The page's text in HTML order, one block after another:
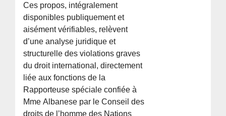
Ces propos, intégralement
disponibles publiquement et
aisément vérifiables, relèvent
d’une analyse juridique et
structurelle des violations graves
du droit international, directement
liée aux fonctions de la
Rapporteuse spéciale confiée à
Mme Albanese par le Conseil des
droits de l’homme des Nations